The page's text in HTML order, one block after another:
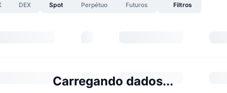
DEX Spot Perpétuo Futuros Filtros
Carregando dados...